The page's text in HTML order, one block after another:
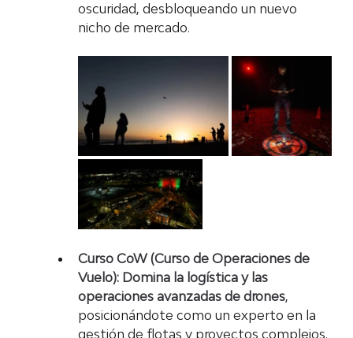
oscuridad, desbloqueando un nuevo
nicho de mercado.
Curso CoW (Curso de Operaciones de
Vuelo): Domina la logística y las
operaciones avanzadas de drones,
posicionándote como un experto en la
gestión de flotas y proyectos complejos.